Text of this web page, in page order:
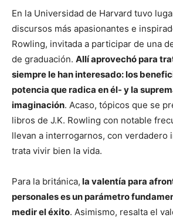
En la Universidad de Harvard tuvo
discursos más apasionantes e
Rowling, invitada a participar de una
de graduación. Allí aprovechó para
siempre le han interesado: los
potencia que radica en él- y la
imaginación. Acaso, tópicos que se
libros de J.K. Rowling con notable
llevan a interrogarnos, con verdadero
trata vivir bien la vida.
Para la británica, la valentía para
personales es un parámetro
medir el éxito. Asimismo, resalta el